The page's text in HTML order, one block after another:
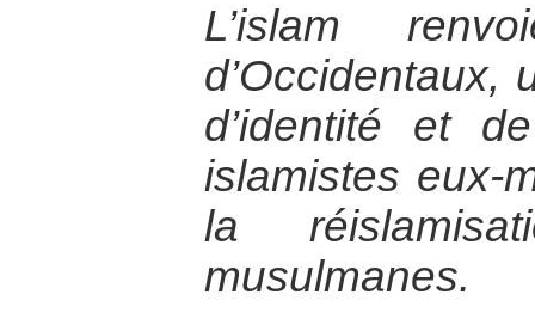
L’islam
d’Occidentaux,
d’identité et
islamistes eux-
la
musulmanes.